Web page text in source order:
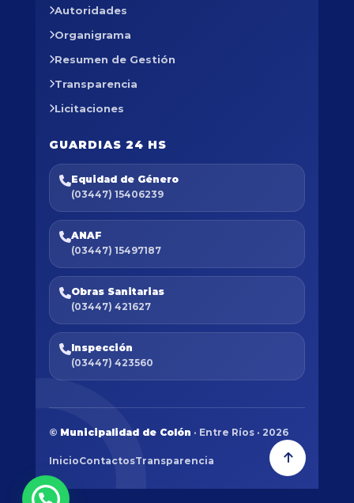
Autoridades
Organigrama
Resumen de Gestión
Transparencia
Licitaciones
GUARDIAS 24 HS
Equidad de Género
(03447) 15406239
ANAF
(03447) 15497187
Obras Sanitarias
(03447) 421627
Inspección
(03447) 423560
© Municipalidad de Colón · Entre Ríos · 2026
InicioContactosTransparencia